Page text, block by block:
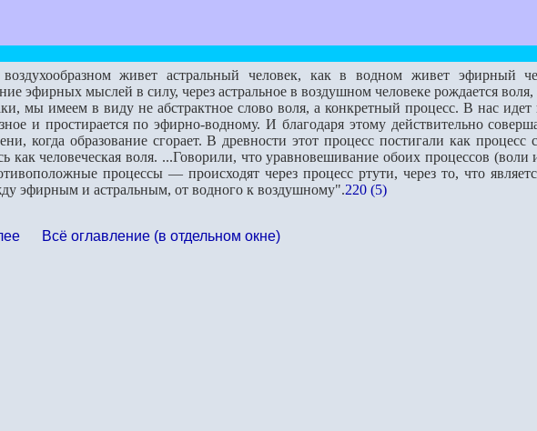
живет астральный человек, как в водном живет эфирный
эфирных мыслей в силу, через астральное в воздуш­ном человеке рождается
мы имеем в виду не абстрактное слово воля, а конкретный процесс. В нас идет
и простирается по эфирно-водному. И благодаря этому действительно
когда об­разование сгорает. В древности этот процесс постигали как
как человеческая воля. ...Говорили, что уравновешивание обоих про­цессов
процессы — происходят через процесс ртути, через то, что
эфирным и астральным, от водного к воздушному".220 (5)
Всё оглавление (в отдельном окне)